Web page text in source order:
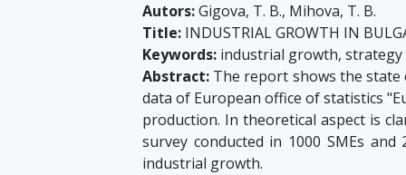
Autors:Gigova, T. B., Mihova, T. B.
Title: INDUSTRIAL GROWTH IN
Keywords: industrial growth, strategy
Abstract: The report shows the state
data of European office of statistics
production. In theoretical aspect is
survey conducted in 1000 SMEs
industrial growth.